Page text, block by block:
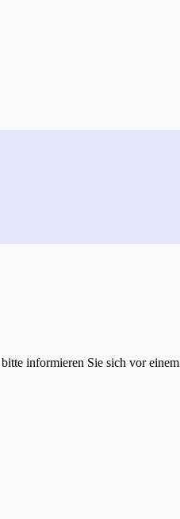
informieren Sie sich vor